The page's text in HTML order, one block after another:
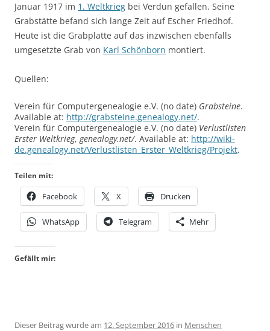
Januar 1917 im 1. Weltkrieg bei Verdun gefallen. Seine
Grabstätte befand sich lange Zeit auf Escher Friedhof.
Heute ist die Grabplatte auf das inzwischen ebenfalls
umgesetzte Grab von Karl Schönborn montiert.
Quellen:
Verein für Computergenealogie e.V. (no date) Grabsteine.
Available at: http://grabsteine.genealogy.net/.
Verein für Computergenealogie e.V. (no date) Verlustlisten
Erster Weltkrieg, genealogy.net/. Available at: http://wiki-
de.genealogy.net/Verlustlisten_Erster_Weltkrieg/Projekt.
Teilen mit:
Facebook X Drucken
WhatsApp Telegram Mehr
Gefällt mir:
Dieser Beitrag wurde am 12. September 2016 in Menschen